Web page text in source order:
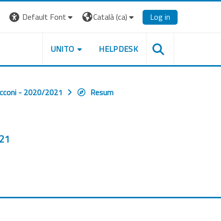
Default Font
Català ‎(ca)‎ Log in
UNITO HELPDESK
- 2020/2021 Resum